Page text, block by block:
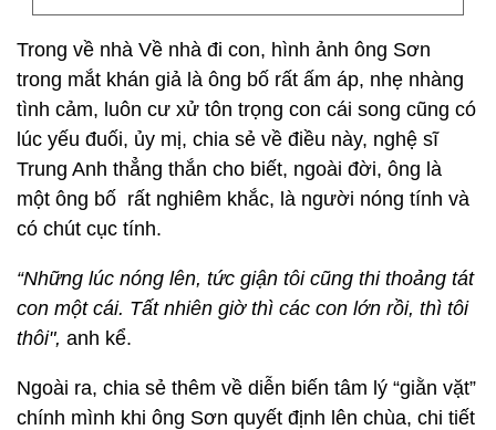
Trong về nhà Về nhà đi con, hình ảnh ông Sơn
trong mắt khán giả là ông bố rất ấm áp, nhẹ nhàng
tình cảm, luôn cư xử tôn trọng con cái song cũng có
lúc yếu đuối, ủy mị, chia sẻ về điều này, nghệ sĩ
Trung Anh thẳng thắn cho biết, ngoài đời, ông là
một ông bố rất nghiêm khắc, là người nóng tính và
có chút cục tính.
“Những lúc nóng lên, tức giận tôi cũng thi thoảng tát
con một cái. Tất nhiên giờ thì các con lớn rồi, thì tôi
thôi", anh kể.
Ngoài ra, chia sẻ thêm về diễn biến tâm lý “giằn vặt”
chính mình khi ông Sơn quyết định lên chùa, chi tiết